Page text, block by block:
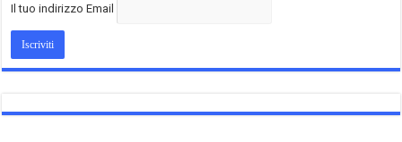
Il tuo indirizzo Email